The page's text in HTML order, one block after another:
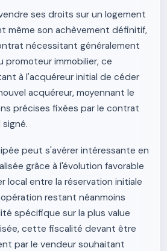
ses droits sur un logement
même son achèvement définitif,
nécessitant généralement
promoteur immobilier, ce
à l'acquéreur initial de céder
acquéreur, moyennant le
précises fixées par le contrat
peut s'avérer intéressante en
grâce à l'évolution favorable
local entre la réservation initiale
restant néanmoins
spécifique sur la plus value
cette fiscalité devant être
par le vendeur souhaitant